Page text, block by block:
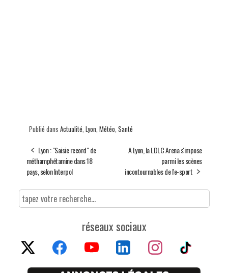
Publié dans Actualité, Lyon, Météo, Santé
Lyon : "Saisie record" de
méthamphétamine dans 18
pays, selon Interpol
A Lyon, la LDLC Arena s'impose
parmi les scènes
incontournables de l'e-sport
réseaux sociaux